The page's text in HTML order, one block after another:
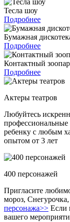
Тесла шоу
Подробнее
Бумажная
Подробнее
Контактный
Подробнее
Актеры театров
Любуйтесь
ребенку с любым
опытом от 3 лет
400 персонажей
Пригласите
мороз,
персонажа>> Если
вашего